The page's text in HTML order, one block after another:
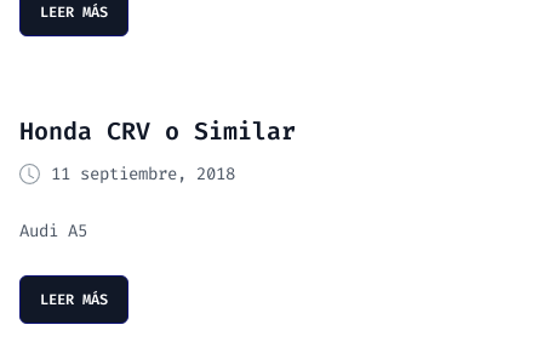
LEER MÁS
Honda CRV o Similar
11 septiembre, 2018
Audi A5
LEER MÁS